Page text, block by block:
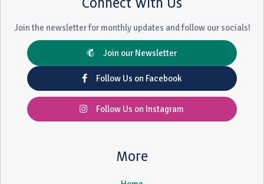
Connect With Us
Join the newsletter for monthly updates and follow our socials!
Join our Newsletter
Follow Us on Facebook
Follow Us on Instagram
More